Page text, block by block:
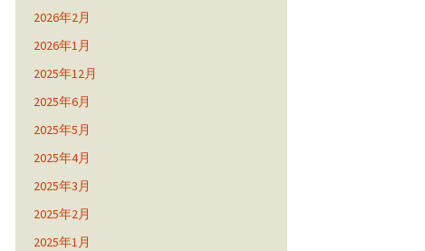
2026年2月
2026年1月
2025年12月
2025年6月
2025年5月
2025年4月
2025年3月
2025年2月
2025年1月